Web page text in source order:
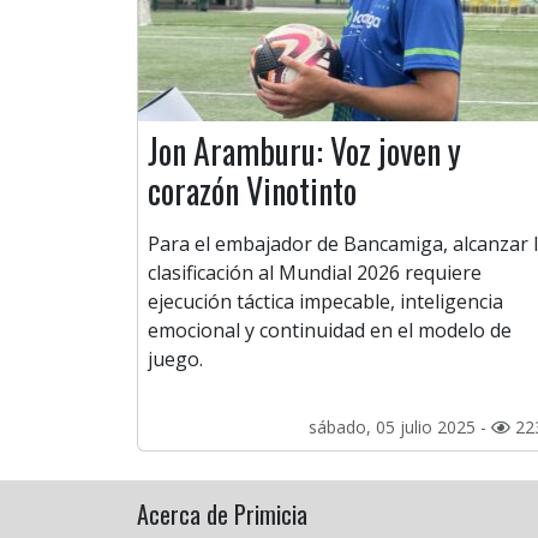
Jon Aramburu: Voz joven y
corazón Vinotinto
Para el embajador de Bancamiga, alcanzar
clasificación al Mundial 2026 requiere
ejecución táctica impecable, inteligencia
emocional y continuidad en el modelo de
juego.
sábado, 05 julio 2025 -
Acerca de Primicia